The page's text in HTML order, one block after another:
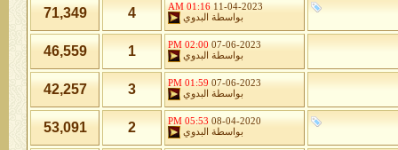
11-04-2023
01:16 AM
بواسطة
البدوي 4
71,349
07-06-2023
02:00 PM
بواسطة
البدوي 1
46,559
07-06-2023
01:59 PM
بواسطة
البدوي 3
42,257
08-04-2020
05:53 PM
بواسطة
البدوي 2
53,091